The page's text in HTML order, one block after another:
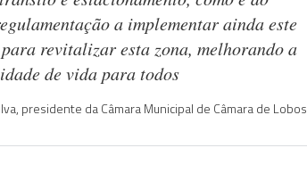
a implementar ainda este
revitalizar esta zona, melhorando a
de vida para todos
presidente da Câmara Municipal de Câmara de Lobos